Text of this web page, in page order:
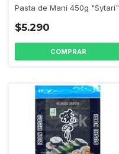
Pasta de Maní 450g "Sytari"
$5.290